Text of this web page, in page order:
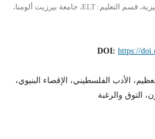
ماجستير في تدريس اللغة الإنجليزية، قسم التعليم: ELT، جامعة بيرزيت ألومنا،
DOI:https://
الأدب الفلسطيني، الإقصاء البنيوي،
التوق والرغبة